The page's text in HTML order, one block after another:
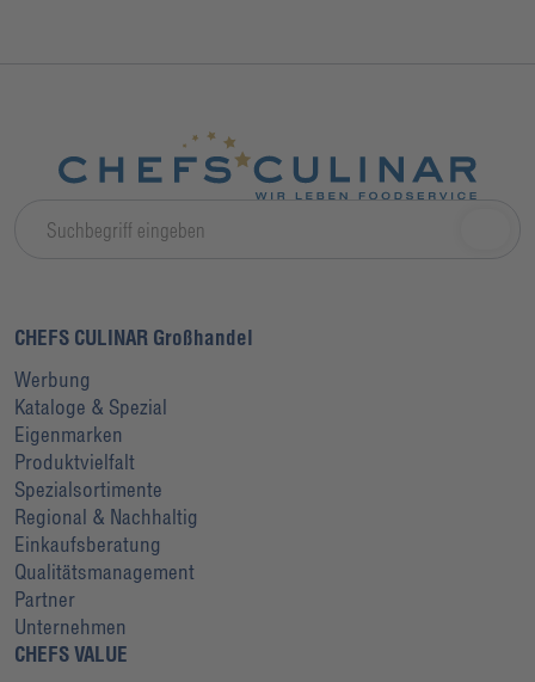
CHEFS CULINAR Großhandel
Werbung
Kataloge & Spezial
Eigenmarken
Produktvielfalt
Spezialsortimente
Regional & Nachhaltig
Einkaufsberatung
Qualitätsmanagement
Partner
Unternehmen
CHEFS VALUE